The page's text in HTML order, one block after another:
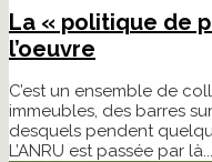
La « politique de
l’oeuvre
C’est un ensemble de
immeubles, des barres
desquels pendent
L’ANRU est passée par là...